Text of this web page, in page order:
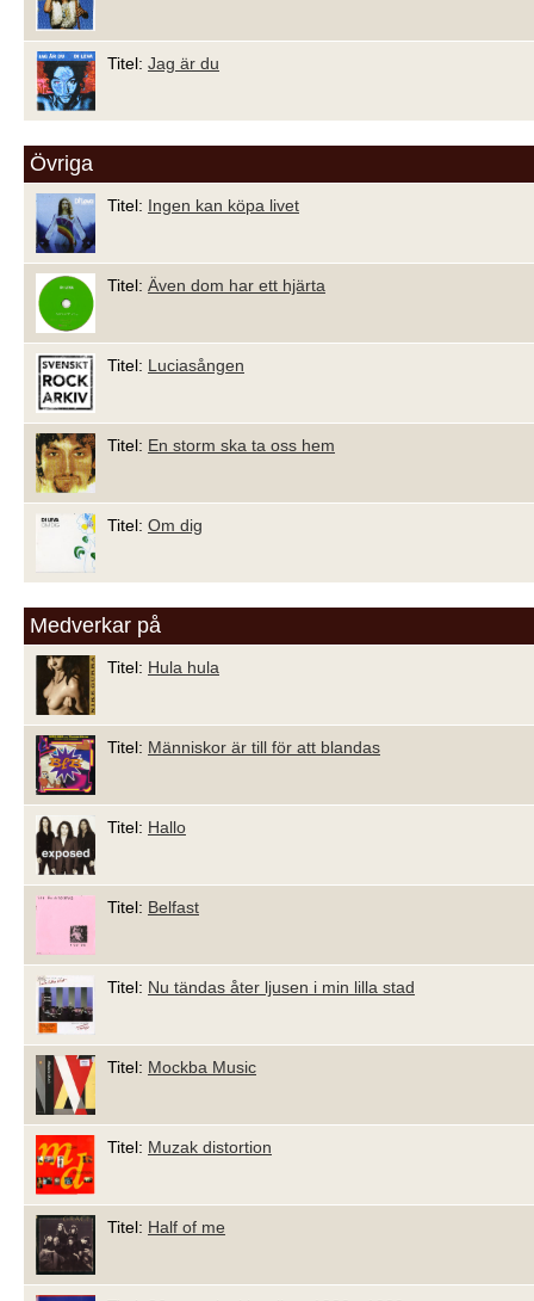
Titel: Jag är du
Övriga
Titel: Ingen kan köpa livet
Titel: Även dom har ett hjärta
Titel: Luciasången
Titel: En storm ska ta oss hem
Titel: Om dig
Medverkar på
Titel: Hula hula
Titel: Människor är till för att blandas
Titel: Hallo
Titel: Belfast
Titel: Nu tändas åter ljusen i min lilla stad
Titel: Mockba Music
Titel: Muzak distortion
Titel: Half of me